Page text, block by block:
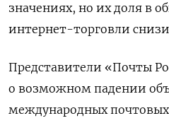
значениях, но их доля в
интернет-торговли
Представители «Почты
о возможном падении
международных почтовых